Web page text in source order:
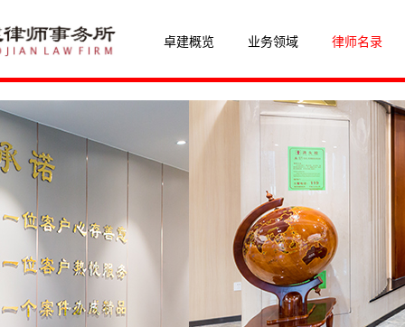
卓建概览 业务领域 律师名录